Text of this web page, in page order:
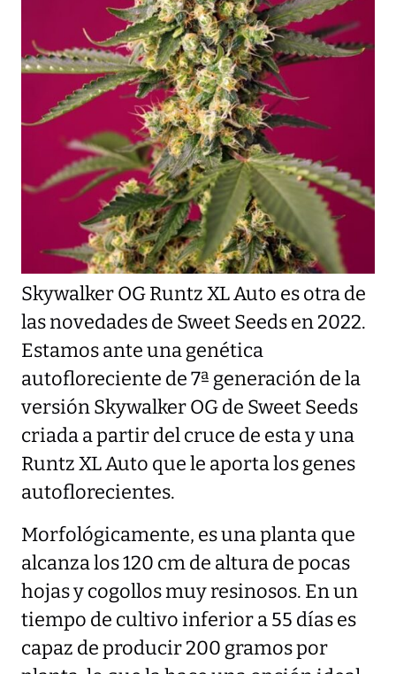
Skywalker OG Runtz XL Auto es otra de
las novedades de Sweet Seeds en 2022.
Estamos ante una genética
autofloreciente de 7ª generación de la
versión Skywalker OG de Sweet Seeds
criada a partir del cruce de esta y una
Runtz XL Auto que le aporta los genes
autoflorecientes.
Morfológicamente, es una planta que
alcanza los 120 cm de altura de pocas
hojas y cogollos muy resinosos. En un
tiempo de cultivo inferior a 55 días es
capaz de producir 200 gramos por